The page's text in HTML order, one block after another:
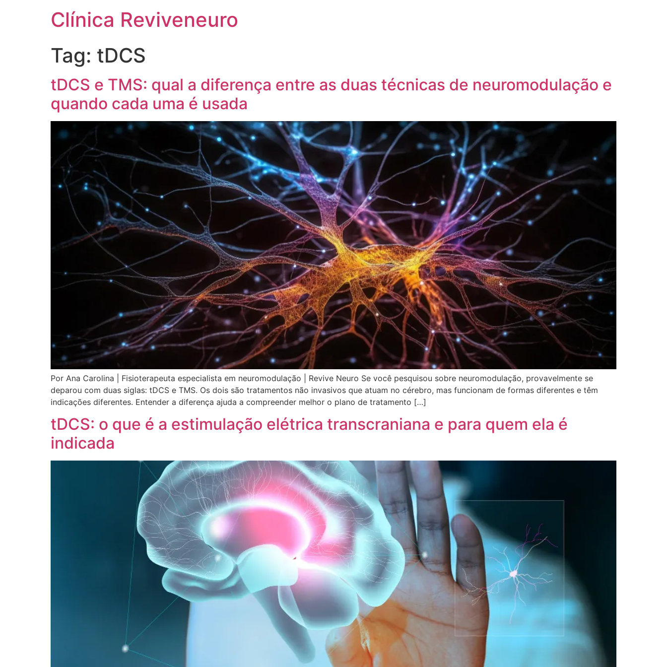
Clínica Reviveneuro
Tag: tDCS
tDCS e TMS: qual a diferença entre as duas técnicas de neuromodulação e
quando cada uma é usada
Por Ana Carolina | Fisioterapeuta especialista em neuromodulação | Revive Neuro Se você pesquisou sobre neuromodulação, provavelmente se
deparou com duas siglas: tDCS e TMS. Os dois são tratamentos não invasivos que atuam no cérebro, mas funcionam de formas diferentes e têm
indicações diferentes. Entender a diferença ajuda a compreender melhor o plano de tratamento […]
tDCS: o que é a estimulação elétrica transcraniana e para quem ela é
indicada